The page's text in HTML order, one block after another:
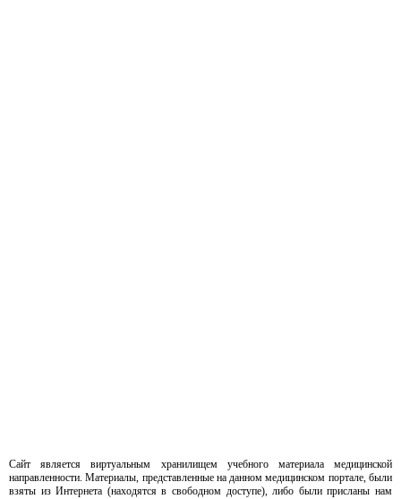
Сайт является виртуальным хранилищем учебного материала медицинской
направленности. Материалы, представленные на данном медицинском портале, были
взяты из Интернета (находятся в свободном доступе), либо были присланы нам